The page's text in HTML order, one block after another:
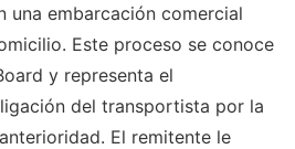
una embarcación comercial
Este proceso se conoce
y representa el
del transportista por la
El remitente le